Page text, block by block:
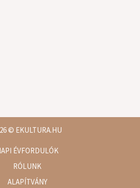
© EKULTURA.HU
ÉVFORDULÓK
RÓLUNK
ALAPÍTVÁNY